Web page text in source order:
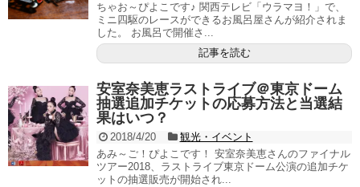
ちゃお～ぴよこです♪ 関西テレビ「ウラマヨ！」で、
ミニ四駆のレースができるお風呂屋さんが紹介されま
した。 お風呂で開催さ...
記事を読む
安室奈美恵ラストライブ＠東京ドーム
抽選追加チケットの応募方法と当選結
果はいつ？
2018/4/20
観光・イベント
あみ～ご！ぴよこです！ 安室奈美恵さんのファイナル
ツアー2018、ラストライブ東京ドーム公演の追加チケ
ットの抽選販売が開始され...